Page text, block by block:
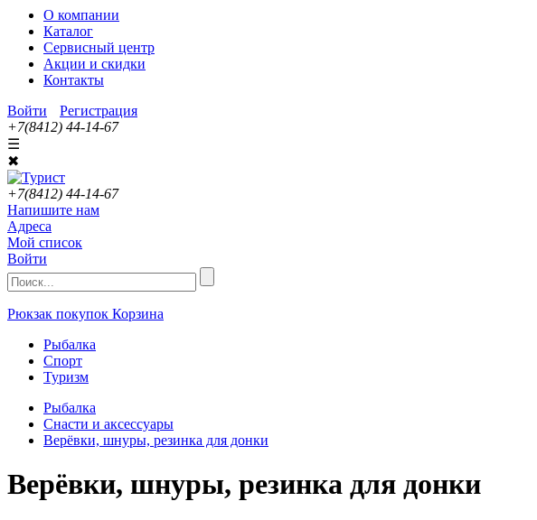
О компании
Каталог
Сервисный центр
Акции и скидки
Контакты
Войти
Регистрация
+7(8412) 44-14-67
☰
✖
+7(8412) 44-14-67
Напишите нам
Адреса
Мой список
Войти
Рюкзак покупок Корзина
Рыбалка
Спорт
Туризм
Рыбалка
Снасти и аксессуары
Верёвки, шнуры, резинка для донки
Верёвки, шнуры, резинка для донки